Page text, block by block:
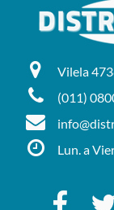
Vilela
(011)
Lun. a